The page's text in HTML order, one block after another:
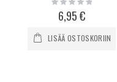
0%6,95 €
LISÄÄ OSTOSKORIIN